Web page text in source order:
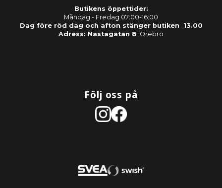
Butikens öppettider:
Måndag - Fredag 07:00-16:00
Dag före röd dag och afton stänger butiken 13.00
Adress: Nastagatan 8 Örebro
Följ oss på